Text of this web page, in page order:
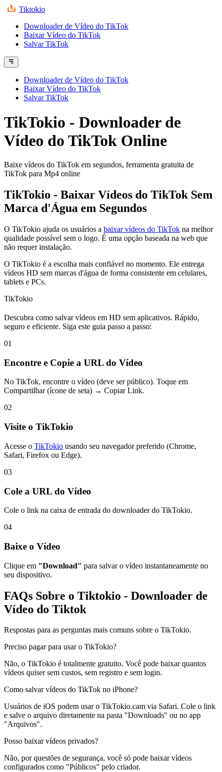
Tiktokio
Downloader de Vídeo do TikTok
Baixar Vídeo do TikTok
Salvar TikTok
Downloader de Vídeo do TikTok
Baixar Vídeo do TikTok
Salvar TikTok
TikTokio - Downloader de
Vídeo do TikTok Online
Baixe vídeos do TikTok em segundos, ferramenta gratuita de
TikTok para Mp4 online
TikTokio - Baixar Vídeos do TikTok Sem
Marca d'Água em Segundos
O TikTokio ajuda os usuários a baixar vídeos do TikTok na melhor
qualidade possível sem o logo. É uma opção baseada na web que
não requer instalação.
O TikTokio é a escolha mais confiável no momento. Ele entrega
vídeos HD sem marcas d'água de forma consistente em celulares,
tablets e PCs.
TikTokio
Descubra como salvar vídeos em HD sem aplicativos. Rápido,
seguro e eficiente. Siga este guia passo a passo:
01
Encontre e Copie a URL do Vídeo
No TikTok, encontre o vídeo (deve ser público). Toque em
Compartilhar (ícone de seta) → Copiar Link.
02
Visite o TikTokio
Acesse o TikTokio usando seu navegador preferido (Chrome,
Safari, Firefox ou Edge).
03
Cole a URL do Vídeo
Cole o link na caixa de entrada do downloader do TikTokio.
04
Baixe o Vídeo
Clique em "Download" para salvar o vídeo instantaneamente no
seu dispositivo.
FAQs Sobre o Tiktokio - Downloader de
Vídeo do Tiktok
Respostas para as perguntas mais comuns sobre o TikTokio.
Preciso pagar para usar o TikTokio?
Não, o TikTokio é totalmente gratuito. Você pode baixar quantos
vídeos quiser sem custos, sem registro e sem login.
Como salvar vídeos do TikTok no iPhone?
Usuários de iOS podem usar o TikTokio.cam via Safari. Cole o link
e salve o arquivo diretamente na pasta "Downloads" ou no app
"Arquivos".
Posso baixar vídeos privados?
Não, por questões de segurança, você só pode baixar vídeos
configurados como "Públicos" pelo criador.